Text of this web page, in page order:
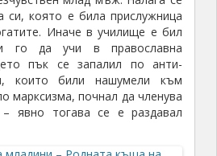
си, която е била прислужница
Иначе в училище е бил
го да учи в православна
пък се запалил по анти-
които били нашумели към
марксизма, почнал да членува
явно тогава се е раздавал